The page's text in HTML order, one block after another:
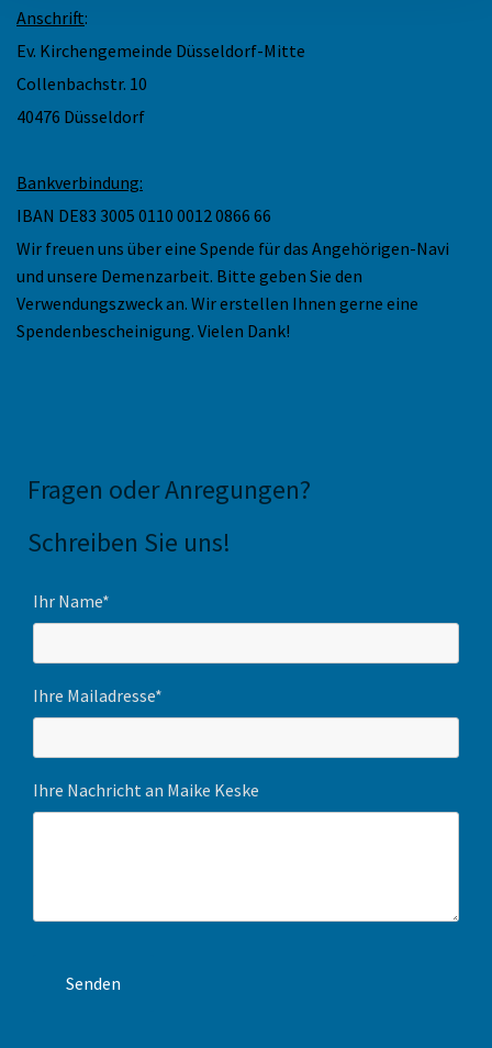
Anschrift:
Ev. Kirchengemeinde Düsseldorf-Mitte
Collenbachstr. 10
40476 Düsseldorf
Bankverbindung:
IBAN DE83 3005 0110 0012 0866 66
Wir freuen uns über eine Spende für das Angehörigen-Navi
und unsere Demenzarbeit. Bitte geben Sie den
Verwendungszweck an. Wir erstellen Ihnen gerne eine
Spendenbescheinigung. Vielen Dank!
Fragen oder Anregungen?
Schreiben Sie uns!
Ihr Name*
Ihre Mailadresse*
Ihre Nachricht an Maike Keske